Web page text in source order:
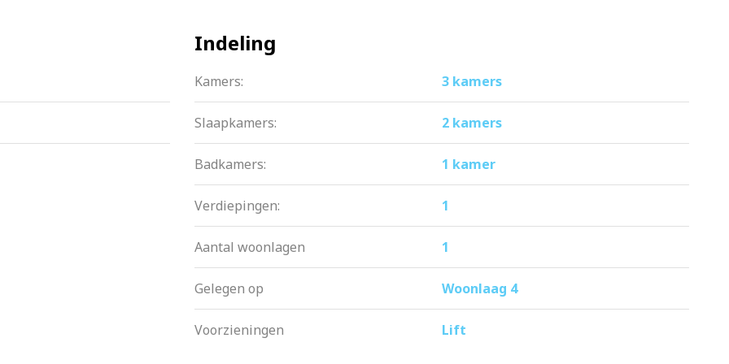
Indeling
Kamers: 3 kamers
Slaapkamers: 2 kamers
Badkamers: 1 kamer
Verdiepingen: 1
Aantal woonlagen 1
Gelegen op Woonlaag 4
Voorzieningen Lift